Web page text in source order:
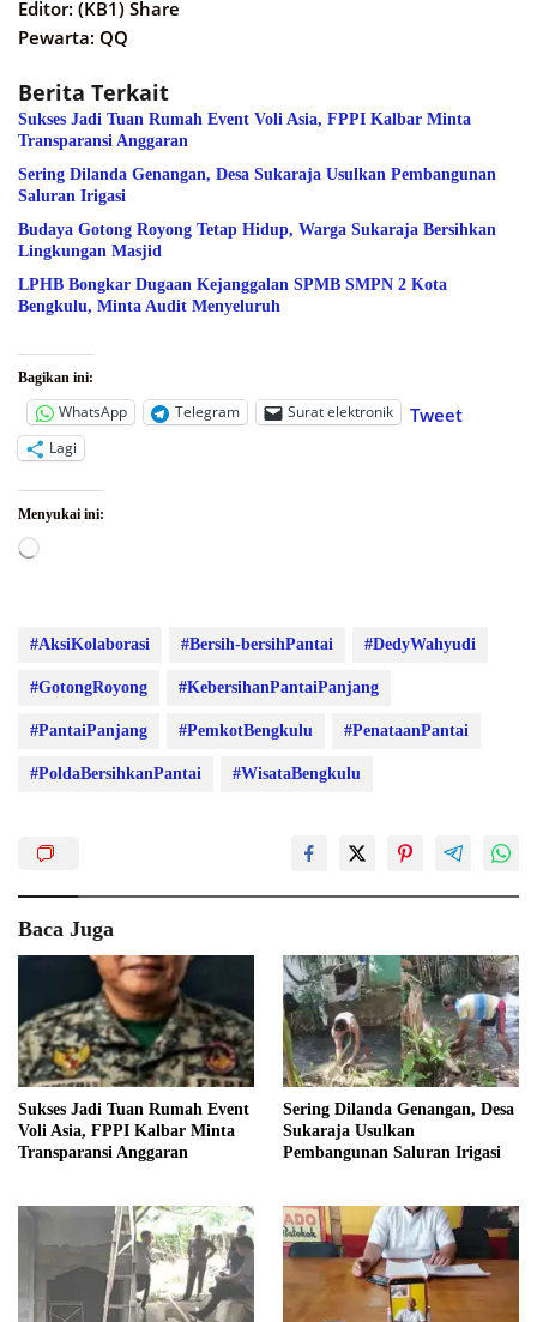
Editor: (KB1) Share
Pewarta: QQ
Berita Terkait
Sukses Jadi Tuan Rumah Event Voli Asia, FPPI Kalbar Minta
Transparansi Anggaran
Sering Dilanda Genangan, Desa Sukaraja Usulkan Pembangunan
Saluran Irigasi
Budaya Gotong Royong Tetap Hidup, Warga Sukaraja Bersihkan
Lingkungan Masjid
LPHB Bongkar Dugaan Kejanggalan SPMB SMPN 2 Kota
Bengkulu, Minta Audit Menyeluruh
Bagikan ini:
WhatsApp Telegram Surat elektronik Tweet
Lagi
Menyukai ini:
Memuat...
#AksiKolaborasi #Bersih-bersihPantai #DedyWahyudi
#GotongRoyong #KebersihanPantaiPanjang
#PantaiPanjang #PemkotBengkulu #PenataanPantai
#PoldaBersihkanPantai #WisataBengkulu
Baca Juga
Sukses Jadi Tuan Rumah Event
Voli Asia, FPPI Kalbar Minta
Transparansi Anggaran
Sering Dilanda Genangan, Desa
Sukaraja Usulkan
Pembangunan Saluran Irigasi